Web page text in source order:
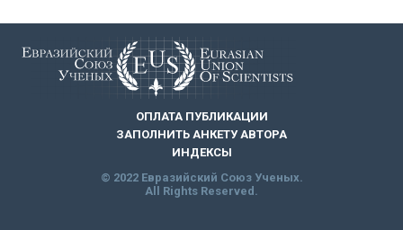
ОПЛАТА ПУБЛИКАЦИИ
ЗАПОЛНИТЬ АНКЕТУ АВТОРА
ИНДЕКСЫ
© 2022 Евразийский Союз Ученых.
All Rights Reserved.